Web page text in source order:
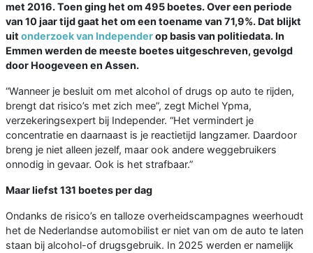
met 2016. Toen ging het om 495 boetes. Over een periode
van 10 jaar tijd gaat het om een toename van 71,9%. Dat blijkt
uit onderzoek van Independerop basis van politiedata. In
Emmen werden de meeste boetes uitgeschreven, gevolgd
door Hoogeveen en Assen.
“Wanneer je besluit om met alcohol of drugs op auto te rijden,
brengt dat risico’s met zich mee”, zegt Michel Ypma,
verzekeringsexpert bij Independer. “Het vermindert je
concentratie en daarnaast is je reactietijd langzamer. Daardoor
breng je niet alleen jezelf, maar ook andere weggebruikers
onnodig in gevaar. Ook is het strafbaar.”
Maar liefst 131 boetes per dag
Ondanks de risico’s en talloze overheidscampagnes weerhoudt
het de Nederlandse automobilist er niet van om de auto te laten
staan bij alcohol-of drugsgebruik. In 2025 werden er namelijk